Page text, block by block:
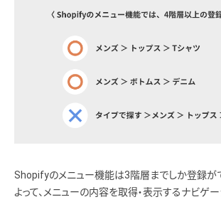
Shopifyのメニュー機能は3階層までしか登録が
よって、メニューの内容を取得・表示するナビゲ